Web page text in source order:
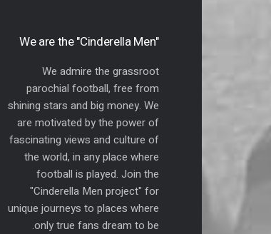
"We are the "Cinderella Men
We admire the grassroot
parochial football, free from
shining stars and big money. We
are motivated by the power of
fascinating views and culture of
the world, in any place where
football is played. Join the
"Cinderella Men project" for
unique journeys to places where
only true fans dream to be.